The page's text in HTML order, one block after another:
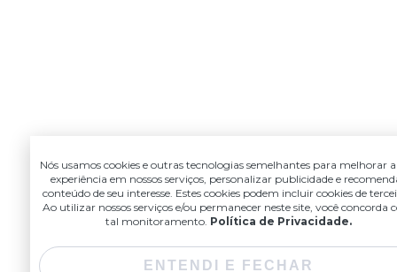
Nós usamos cookies e outras tecnologias semelhantes para melhorar
experiência em nossos serviços, personalizar publicidade e
conteúdo de seu interesse. Estes cookies podem incluir cookies de
Ao utilizar nossos serviços e/ou permanecer neste site, você concorda
tal monitoramento. Política de Privacidade.
ENTENDI E FECHAR